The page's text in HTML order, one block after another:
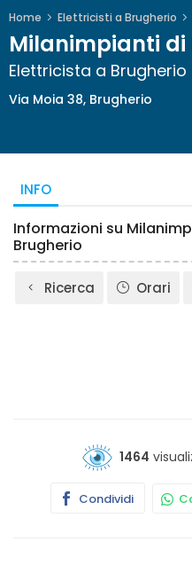
Home Elettricisti a Brugherio
Milanimpianti di
Elettricista a Brugherio
Via Moia 38, Brugherio
INFO
Informazioni su
Brugherio
Ricerca Orari
1464
Condividi